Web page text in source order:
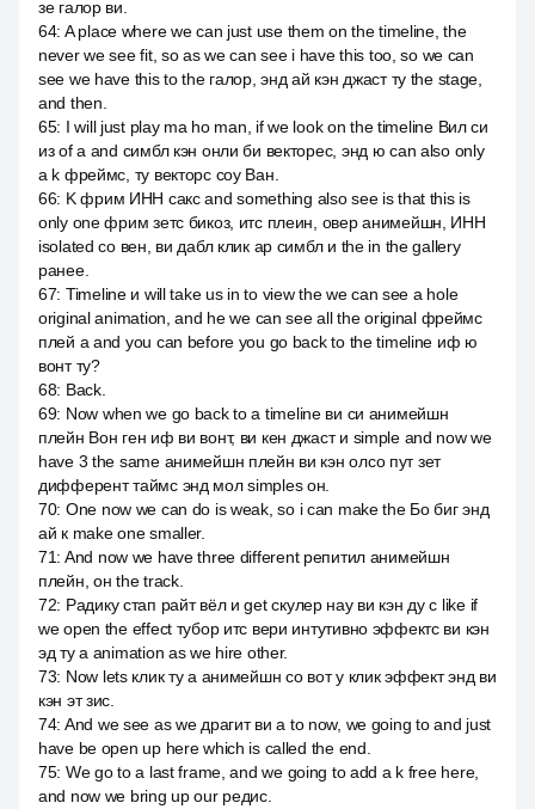
зе галор ви.
64: A place where we can just use them on the timeline, the
never we see fit, so as we can see i have this too, so we can
see we have this to the галор, энд ай кэн джаст ту the stage,
and then.
65: I will just play ma ho man, if we look on the timeline Вил си
из of a and симбл кэн онли би векторес, энд ю can also only
a k фреймс, ту векторс соу Ван.
66: K фрим ИНН сакс and something also see is that this is
only one фрим зетс бикоз, итс плеин, овер анимейшн, ИНН
isolated со вен, ви дабл клик ар симбл и the in the gallery
ранее.
67: Timeline и will take us in to view the we can see a hole
original animation, and he we can see all the original фреймс
плей а and you can before you go back to the timeline иф ю
вонт ту?
68: Back.
69: Now when we go back to a timeline ви си анимейшн
плейн Вон ген иф ви вонт, ви кен джаст и simple and now we
have 3 the same анимейшн плейн ви кэн олсо пут зет
дифферент таймс энд мол simples он.
70: One now we can do is weak, so i can make the Бо биг энд
ай к make one smaller.
71: And now we have three different репитил анимейшн
плейн, он the track.
72: Радику стап райт вёл и get скулер нау ви кэн ду с like if
we open the effect тубор итс вери интутивно эффектс ви кэн
эд ту a animation as we hire other.
73: Now lets клик ту а анимейшн со вот у клик эффект энд ви
кэн эт зис.
74: And we see as we драгит ви a to now, we going to and just
have be open up here which is called the end.
75: We go to a last frame, and we going to add a k free here,
and now we bring up our редис.